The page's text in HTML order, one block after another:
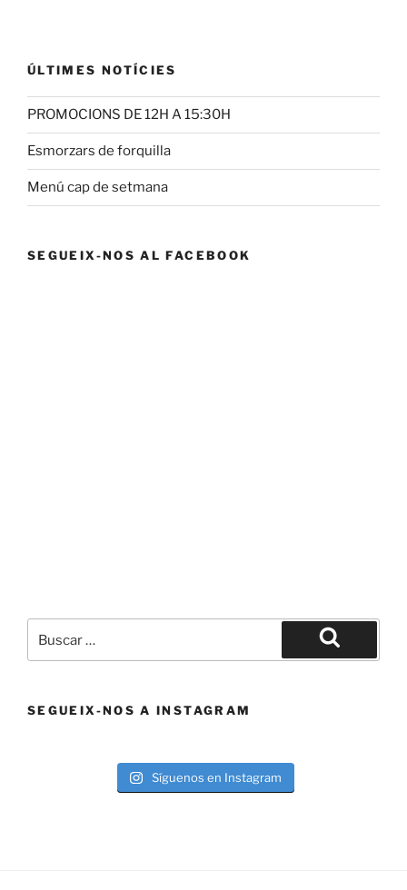
ÚLTIMES NOTÍCIES
PROMOCIONS DE 12H A 15:30H
Esmorzars de forquilla
Menú cap de setmana
SEGUEIX-NOS AL FACEBOOK
por:
Buscar
SEGUEIX-NOS A INSTAGRAM
Síguenos en Instagram